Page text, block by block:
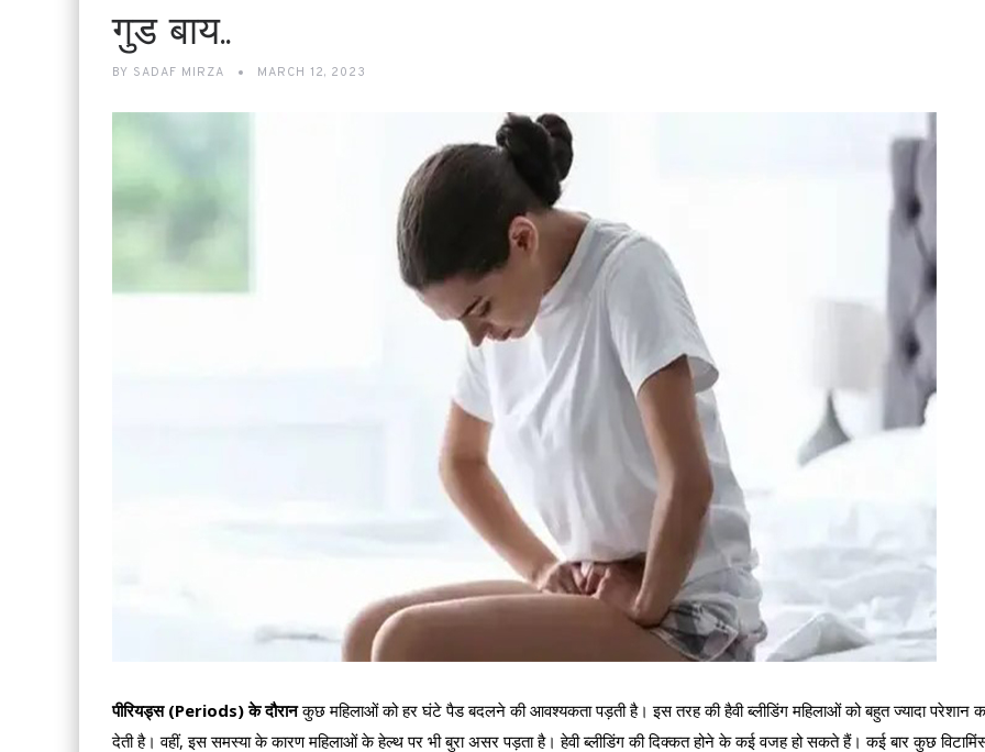
गुड बाय..
BY SADAF MIRZA MARCH 12, 2023
पीरियड्स (Periods) के दौरानकुछ महिलाओं को हर घंटे पैड बदलने की आवश्यकता पड़ती है। इस तरह की हैवी ब्लीडिंग महिलाओं को बहुत ज्यादा परेशान
देती है। वहीं, इस समस्या के कारण महिलाओं के हेल्थ पर भी बुरा असर पड़ता है। हेवी ब्लीडिंग की दिक्कत होने के कई वजह हो सकते हैं। कई बार कुछ